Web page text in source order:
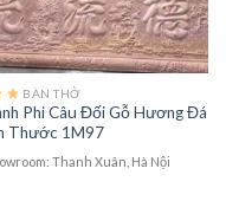
BÀN THỜ
Phi Câu Đối Gỗ Hương Đá
Thước 1M97
Thanh Xuân, Hà Nội